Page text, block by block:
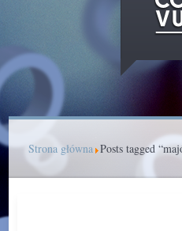
Strona główna Posts tagged